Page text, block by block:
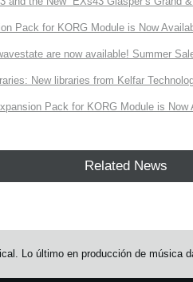
Pack for KORG Module is Now
are now available! Summer
New libraries from Kelfar
Pack for KORG Module is
Related News
Lo último en producción de música